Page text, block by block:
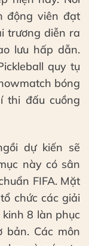
động viên đạt
trương diễn ra
lưu hấp dẫn.
quy tụ
bóng
thi đấu cuồng
dự kiến sẽ
này có sân
FIFA. Mặt
chức các giải
8 làn phục
bản. Các môn